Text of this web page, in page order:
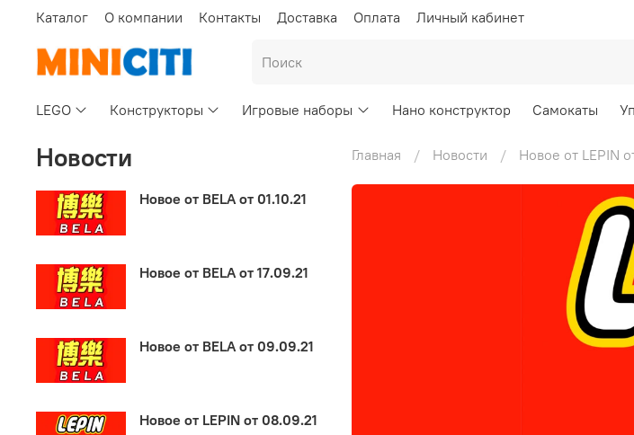
Каталог О компании Контакты Доставка Оплата Личный кабинет
LEGO Конструкторы Игровые наборы Нано конструктор Самокаты
Главная Новости Новое от LEPIN
Новости
Новое от BELA от 01.10.21
Новое от BELA от 17.09.21
Новое от BELA от 09.09.21
Новое от LEPIN от 08.09.21